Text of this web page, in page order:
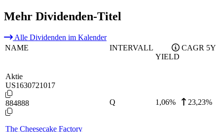
Mehr Dividenden-Titel
Alle Dividenden im Kalender
NAME
INTERVALL
YIELD
CAGR 5Y
Aktie
US1630721017
884888
The Cheesecake Factory
Q 1,06% 23,23%